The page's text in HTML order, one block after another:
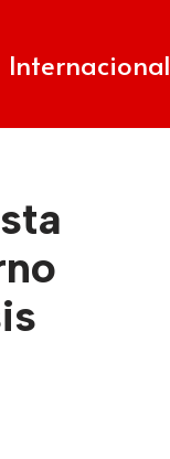
Internacional